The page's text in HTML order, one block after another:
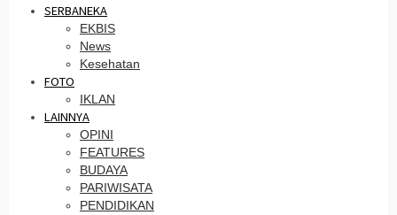
SERBANEKA
EKBIS
News
Kesehatan
FOTO
IKLAN
LAINNYA
OPINI
FEATURES
BUDAYA
PARIWISATA
PENDIDIKAN